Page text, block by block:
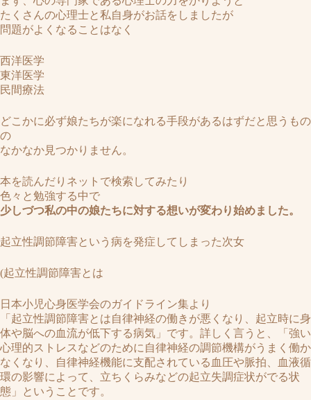
たくさんの心理士と私自身がお話をしましたが
問題がよくなることはなく
西洋医学
東洋医学
民間療法
どこかに必ず娘たちが楽になれる手段があるはずだと思うもの
の
なかなか見つかりません。
本を読んだりネットで検索してみたり
色々と勉強する中で
少しづつ私の中の娘たちに対する想いが変わり始めました。
起立性調節障害という病を発症してしまった次女
(起立性調節障害とは
日本小児心身医学会のガイドライン集より
「起立性調節障害とは自律神経の働きが悪くなり、起立時に身
体や脳への血流が低下する病気」です。詳しく言うと、「強い
心理的ストレスなどのために自律神経の調節機構がうまく働か
なくなり、自律神経機能に支配されている血圧や脈拍、血液循
環の影響によって、立ちくらみなどの起立失調症状がでる状
態」ということです。